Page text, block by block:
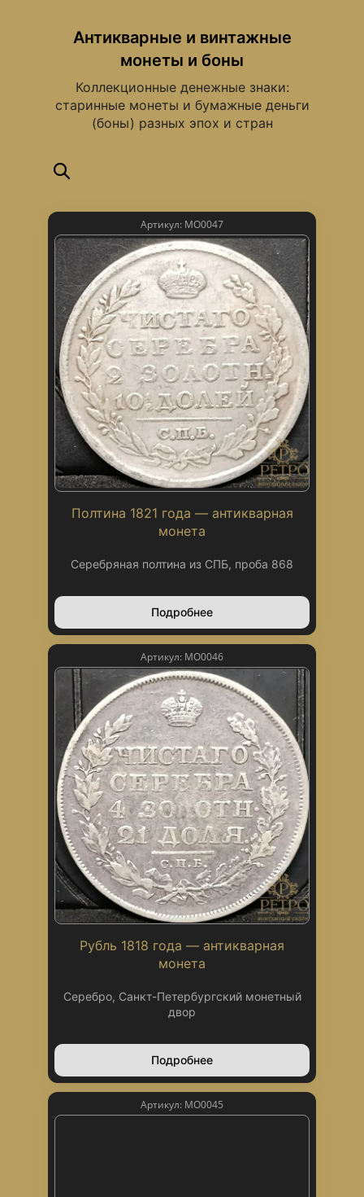
Антикварные и винтажные
монеты и боны
Коллекционные денежные знаки:
старинные монеты и бумажные деньги
(боны) разных эпох и стран
Артикул: МО0047
Полтина 1821 года — антикварная
монета
Серебряная полтина из СПБ, проба 868
Подробнее
Артикул: МО0046
Рубль 1818 года — антикварная
монета
Серебро, Санкт-Петербургский монетный
двор
Подробнее
Артикул: МО0045